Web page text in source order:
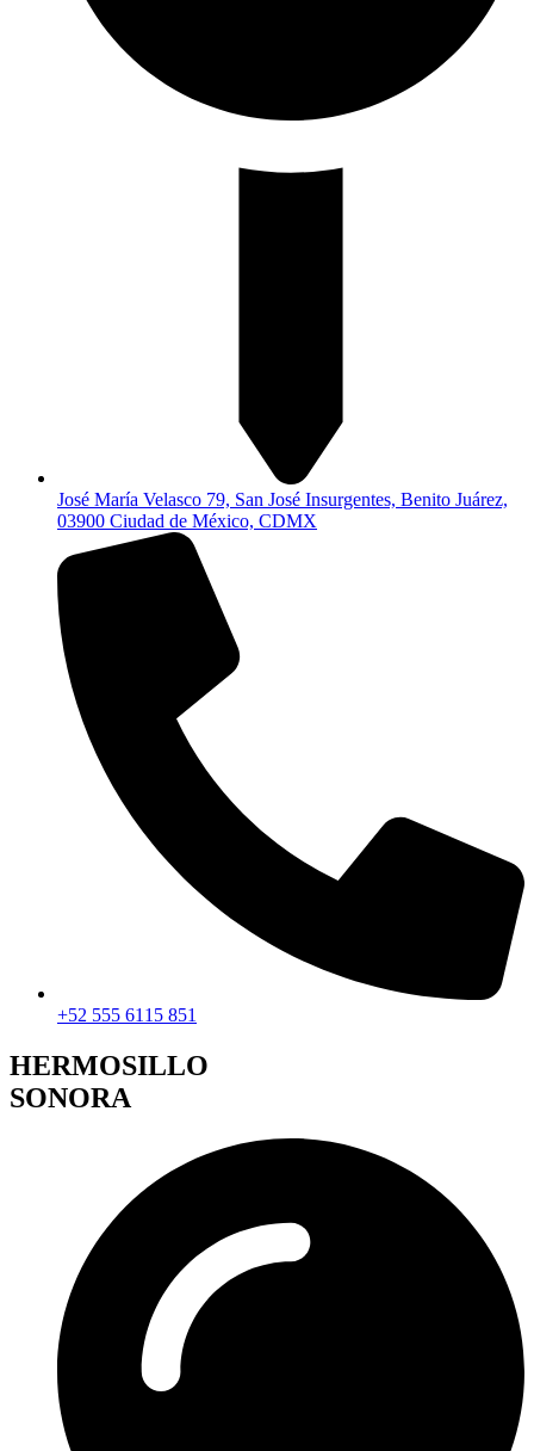
José María Velasco 79, San José Insurgentes, Benito Juárez,
03900 Ciudad de México, CDMX
+52 555 6115 851
HERMOSILLO
SONORA